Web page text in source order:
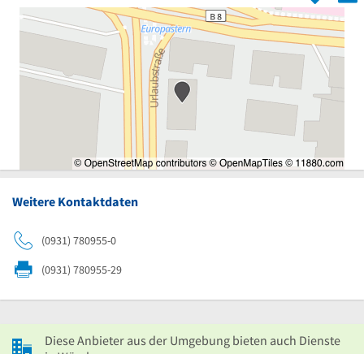
Weitere Kontaktdaten
(0931) 780955-0
(0931) 780955-29
Diese Anbieter aus der Umgebung bieten auch Dienste